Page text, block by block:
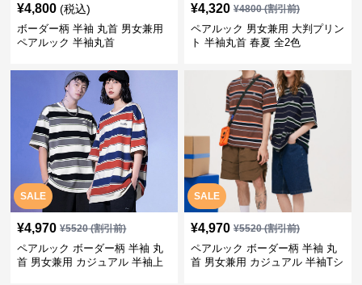
¥4,800 (税込)
ボーダー柄 半袖 丸首 男女兼用
ペアルック 半袖丸首
¥4,320 ¥4800(割引前)
ペアルック 男女兼用 大判プリン
ト 半袖丸首 春夏 全2色
SALE
¥4,970 ¥5520(割引前)
ペアルック ボーダー柄 半袖 丸
首 男女兼用 カジュアル 半袖上
SALE
¥4,970 ¥5520(割引前)
ペアルック ボーダー柄 半袖 丸
首 男女兼用 カジュアル 半袖Tシ